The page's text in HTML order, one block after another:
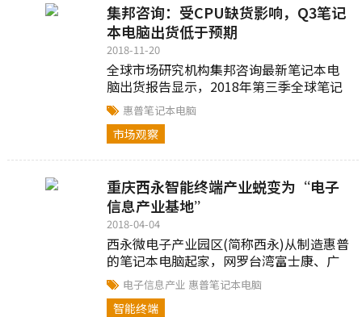
集邦咨询：受CPU缺货影响，Q3笔记
本电脑出货低于预期
2018-11-20
全球市场研究机构集邦咨询最新笔记本电
脑出货报告显示，2018年第三季全球笔记
本电脑出货为4,268万台，季增幅仅3.9%，
对比先前预估的5~6%季成长，出现约2%...
惠普笔记本电脑
市场观察
重庆西永智能终端产业蜕变为“电子
信息产业基地”
2018-04-04
西永微电子产业园区(简称西永)从制造惠普
的笔记本电脑起家，网罗台湾富士康、广
达、英业达等知名代工企业，积累了深厚
的产业基础。2017年4月1日，中国...
电子信息产业 惠普笔记本电脑
智能终端